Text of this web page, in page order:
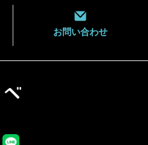
お問い合わせ